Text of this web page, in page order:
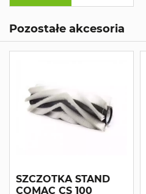
Pozostałe akcesoria
SZCZOTKA STAND
COMAC CS 100